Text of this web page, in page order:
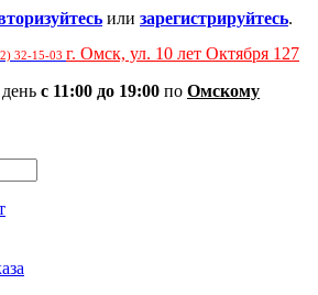
или зарегистрируйтесь.
32-15-03 г. Омск, ул. 10 лет Октября 127
с 11:00 до 19:00 по Омскому